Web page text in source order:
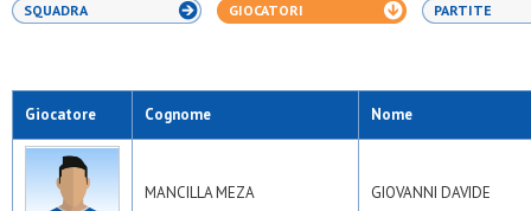
SQUADRA GIOCATORI PARTITE
Giocatore Cognome Nome
MANCILLA MEZA GIOVANNI DAVIDE